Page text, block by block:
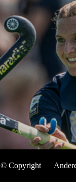
© Copyright